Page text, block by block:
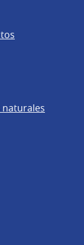
naturales